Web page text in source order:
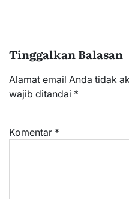
Tinggalkan Balasan
Alamat email Anda tidak
wajib ditandai *
Komentar *